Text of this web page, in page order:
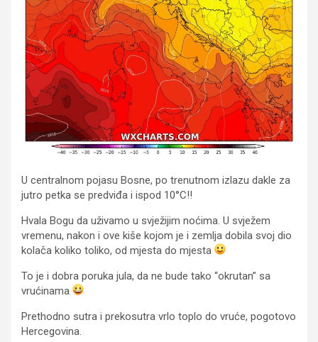
U centralnom pojasu Bosne, po trenutnom izlazu dakle za
jutro petka se predviđa i ispod 10°C!!
Hvala Bogu da uživamo u svježijim noćima. U svježem
vremenu, nakon i ove kiše kojom je i zemlja dobila svoj dio
kolača koliko toliko, od mjesta do mjesta
To je i dobra poruka jula, da ne bude tako “okrutan” sa
vrućinama
Prethodno sutra i prekosutra vrlo toplo do vruće, pogotovo
Hercegovina.